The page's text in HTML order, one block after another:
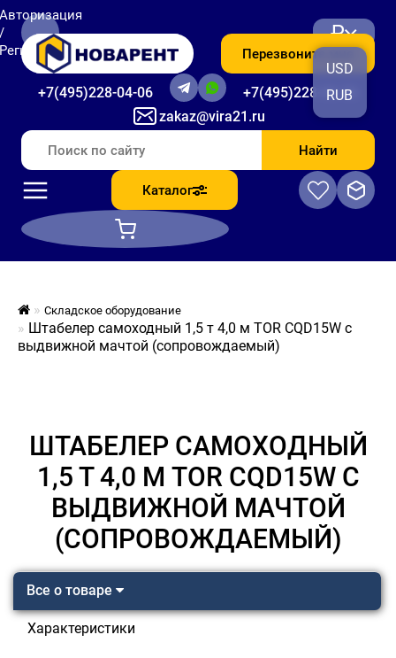
zakaz@vira21.ru
+7(495)228-04-06 +7(495)228-06-56
Перезвоните мне
₽
USD
RUB
Найти
Каталог
Складское оборудование
Штабелер самоходный 1,5 т 4,0 м TOR CQD15W с
выдвижной мачтой (сопровождаемый)
ШТАБЕЛЕР САМОХОДНЫЙ
1,5 Т 4,0 М TOR CQD15W С
ВЫДВИЖНОЙ МАЧТОЙ
(СОПРОВОЖДАЕМЫЙ)
Все о товаре
Характеристики